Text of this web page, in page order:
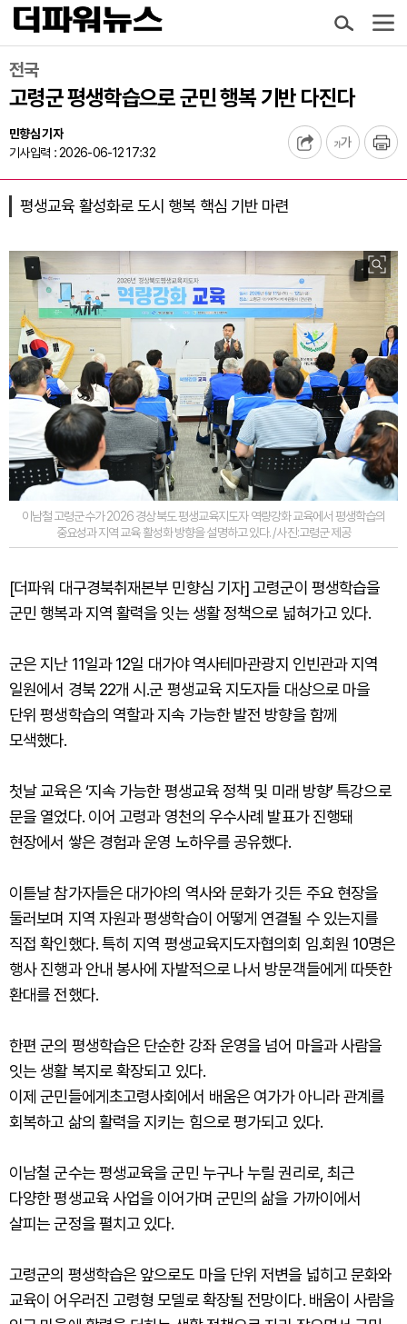
전국
고령군 평생학습으로 군민 행복 기반 다진다
민향심 기자
기사입력 : 2026-06-12 17:32
평생교육 활성화로 도시 행복 핵심 기반 마련
이남철 고령군수가 2026 경상북도 평생교육지도자 역량강화 교육에서 평생학습의
중요성과 지역 교육 활성화 방향을 설명하고 있다. /사진:고령군 제공
[더파워 대구경북취재본부 민향심 기자] 고령군이 평생학습을
군민 행복과 지역 활력을 잇는 생활 정책으로 넓혀가고 있다.
군은 지난 11일과 12일 대가야 역사테마관광지 인빈관과 지역
일원에서 경북 22개 시.군 평생교육 지도자들 대상으로 마을
단위 평생학습의 역할과 지속 가능한 발전 방향을 함께
모색했다.
첫날 교육은 ‘지속 가능한 평생교육 정책 및 미래 방향’ 특강으로
문을 열었다. 이어 고령과 영천의 우수사례 발표가 진행돼
현장에서 쌓은 경험과 운영 노하우를 공유했다.
이튿날 참가자들은 대가야의 역사와 문화가 깃든 주요 현장을
둘러보며 지역 자원과 평생학습이 어떻게 연결될 수 있는지를
직접 확인했다. 특히 지역 평생교육지도자협의회 임.회원 10명은
행사 진행과 안내 봉사에 자발적으로 나서 방문객들에게 따뜻한
환대를 전했다.
한편 군의 평생학습은 단순한 강좌 운영을 넘어 마을과 사람을
잇는 생활 복지로 확장되고 있다.
이제 군민들에게초고령사회에서 배움은 여가가 아니라 관계를
회복하고 삶의 활력을 지키는 힘으로 평가되고 있다.
이남철 군수는 평생교육을 군민 누구나 누릴 권리로, 최근
다양한 평생교육 사업을 이어가며 군민의 삶을 가까이에서
살피는 군정을 펼치고 있다.
고령군의 평생학습은 앞으로도 마을 단위 저변을 넓히고 문화와
교육이 어우러진 고령형 모델로 확장될 전망이다. 배움이 사람을